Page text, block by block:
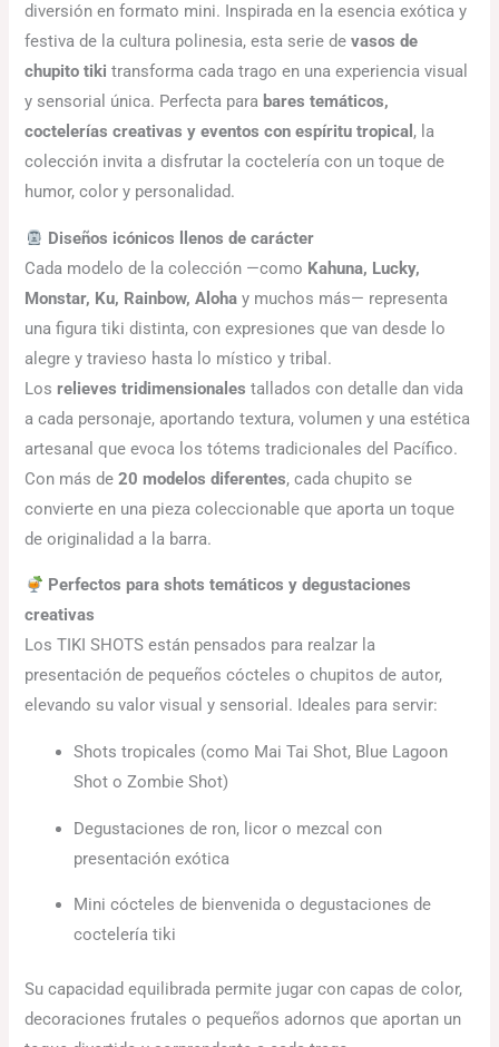
diversión en formato mini. Inspirada en la esencia exótica y
festiva de la cultura polinesia, esta serie devasos de
chupito tiki transforma cada trago en una experiencia visual
y sensorial única. Perfecta para bares temáticos,
coctelerías creativas y eventos con espíritu tropical , la
colección invita a disfrutar la coctelería con un toque de
humor, color y personalidad.
Diseños icónicos llenos de carácter
Cada modelo de la colección —como Kahuna, Lucky,
Monstar, Ku, Rainbow, Aloha y muchos más— representa
una figura tiki distinta, con expresiones que van desde lo
alegre y travieso hasta lo místico y tribal.
Losrelieves tridimensionales tallados con detalle dan vida
a cada personaje, aportando textura, volumen y una estética
artesanal que evoca los tótems tradicionales del Pacífico.
Con más de20 modelos diferentes, cada chupito se
convierte en una pieza coleccionable que aporta un toque
de originalidad a la barra.
Perfectos para shots temáticos y degustaciones
creativas
Los TIKI SHOTS están pensados para realzar la
presentación de pequeños cócteles o chupitos de autor,
elevando su valor visual y sensorial. Ideales para servir:
Shots tropicales (como Mai Tai Shot, Blue Lagoon
Shot o Zombie Shot)
Degustaciones de ron, licor o mezcal con
presentación exótica
Mini cócteles de bienvenida o degustaciones de
coctelería tiki
Su capacidad equilibrada permite jugar con capas de color,
decoraciones frutales o pequeños adornos que aportan un